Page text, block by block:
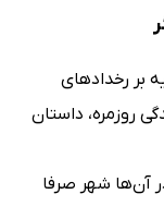
بر رخدادهای
روزمره، داستان
آن‌ها شهر صرفا